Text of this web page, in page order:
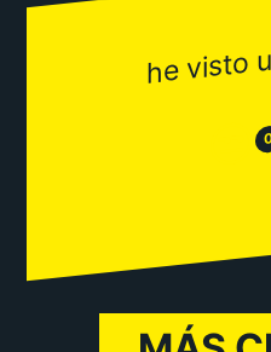
he visto
😒